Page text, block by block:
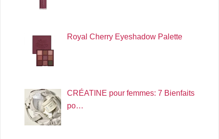
Royal Cherry Eyeshadow Palette
CRÉATINE pour femmes: 7 Bienfaits
po…